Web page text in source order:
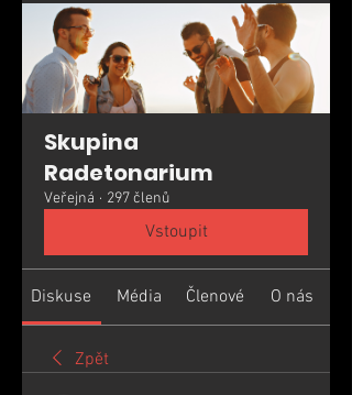
Skupina
Radetonarium
Veřejná · 297 členů
Vstoupit
Diskuse Média Členové O nás
Zpět